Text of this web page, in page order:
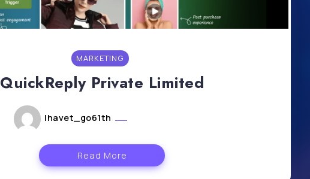
MARKETING
QuickReply Private Limited
lhavet_go61th
Read More